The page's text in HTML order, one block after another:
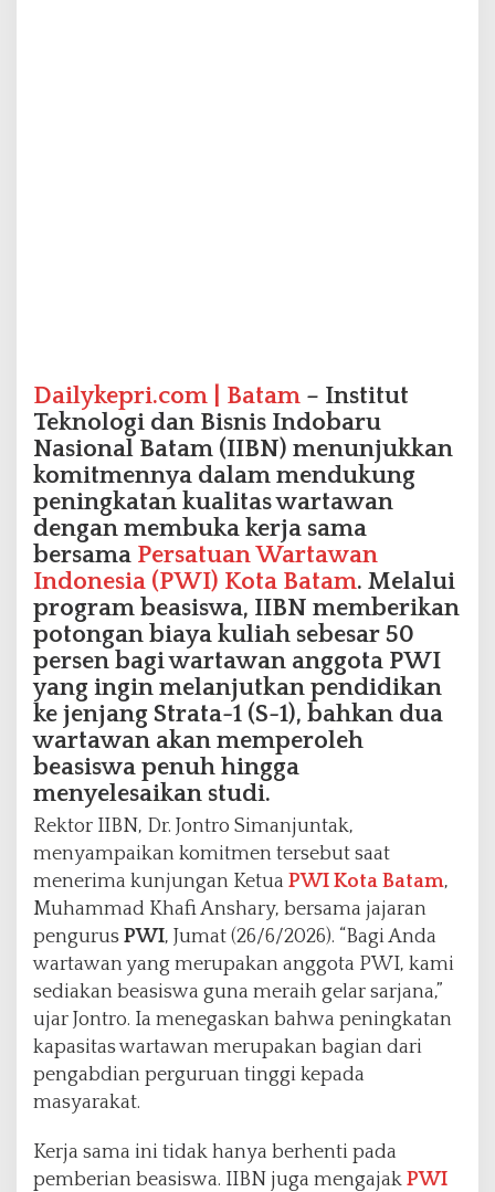
e
n
i
g
k
a
t
a
K
o
m
p
e
e
n
s
i
e
r
s
Dailykepri.com | Batam – Institut
Teknologi dan Bisnis Indobaru
Nasional Batam (IIBN) menunjukkan
komitmennya dalam mendukung
peningkatan kualitas wartawan
dengan membuka kerja sama
bersama Persatuan Wartawan
Indonesia (PWI) Kota Batam. Melalui
program beasiswa, IIBN memberikan
potongan biaya kuliah sebesar 50
persen bagi wartawan anggota PWI
yang ingin melanjutkan pendidikan
ke jenjang Strata-1 (S-1), bahkan dua
wartawan akan memperoleh
beasiswa penuh hingga
menyelesaikan studi.
Rektor IIBN, Dr. Jontro Simanjuntak,
menyampaikan komitmen tersebut saat
menerima kunjungan Ketua PWI Kota Batam,
Muhammad Khafi Anshary, bersama jajaran
pengurus PWI, Jumat (26/6/2026). “Bagi Anda
wartawan yang merupakan anggota PWI, kami
sediakan beasiswa guna meraih gelar sarjana,”
ujar Jontro. Ia menegaskan bahwa peningkatan
kapasitas wartawan merupakan bagian dari
pengabdian perguruan tinggi kepada
masyarakat.
Kerja sama ini tidak hanya berhenti pada
pemberian beasiswa. IIBN juga mengajak PWI